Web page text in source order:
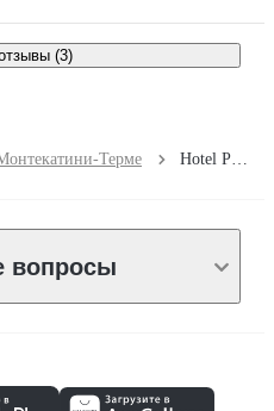
(3)
Терме Hotel Prati
вопросы